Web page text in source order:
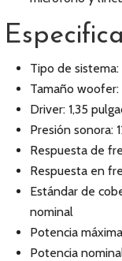
Tipo de
Tamaño woofer:
Driver: 1,35
Presión sonora:
Respuesta de
Respuesta en
Estándar de
nominal
Potencia
Potencia